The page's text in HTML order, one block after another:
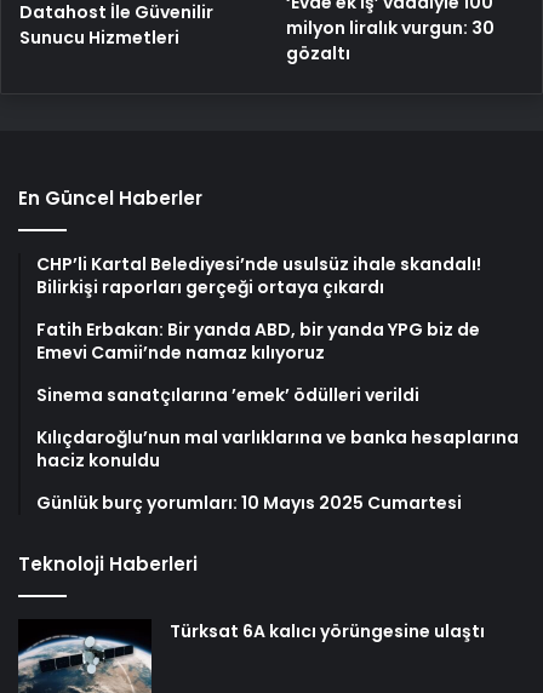
Datahost İle Güvenilir
Sunucu Hizmetleri
milyon liralık vurgun: 30
gözaltı
En Güncel Haberler
CHP’li Kartal Belediyesi’nde usulsüz ihale skandalı!
Bilirkişi raporları gerçeği ortaya çıkardı
Fatih Erbakan: Bir yanda ABD, bir yanda YPG biz de
Emevi Camii’nde namaz kılıyoruz
Sinema sanatçılarına ’emek’ ödülleri verildi
Kılıçdaroğlu’nun mal varlıklarına ve banka hesaplarına
haciz konuldu
Günlük burç yorumları: 10 Mayıs 2025 Cumartesi
Teknoloji Haberleri
Türksat 6A kalıcı yörüngesine ulaştı